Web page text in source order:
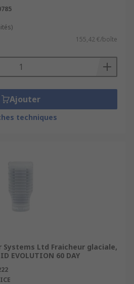
155,42 €/boîte
Ajouter
techniques
Ltd Fraicheur glaciale,
EVOLUTION 60 DAY